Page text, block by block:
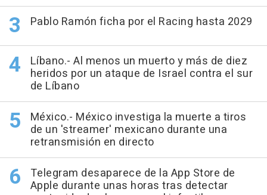
Pablo Ramón ficha por el Racing hasta 2029
Líbano.- Al menos un muerto y más de diez
heridos por un ataque de Israel contra el sur
de Líbano
México.- México investiga la muerte a tiros
de un 'streamer' mexicano durante una
retransmisión en directo
Telegram desaparece de la App Store de
Apple durante unas horas tras detectar